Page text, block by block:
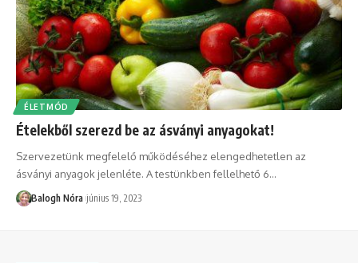
ÉLETMÓD
Ételekből szerezd be az ásványi anyagokat!
Szervezetünk megfelelő működéséhez elengedhetetlen az
ásványi anyagok jelenléte. A testünkben fellelhető 6…
Balogh Nóra június 19, 2023